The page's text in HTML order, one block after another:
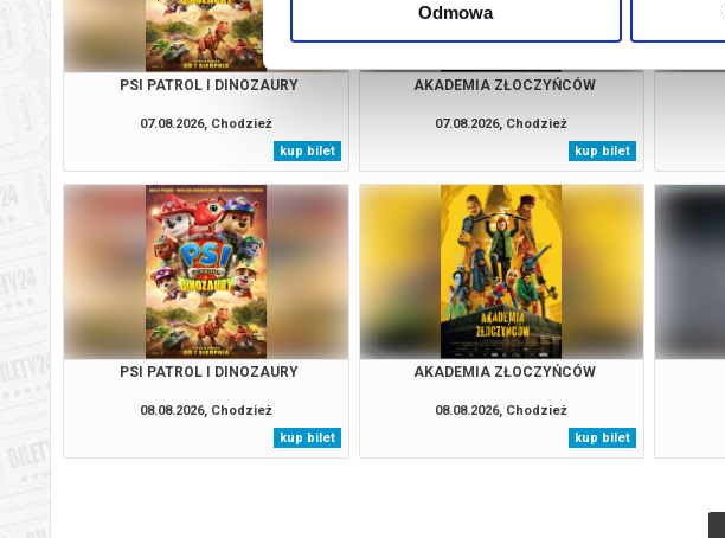
Odmowa
PSI PATROL I DINOZAURY
07.08.2026, Chodzież
kup bilet
AKADEMIA ZŁOCZYŃCÓW
07.08.2026, Chodzież
kup bilet
PSI PATROL I DINOZAURY
08.08.2026, Chodzież
kup bilet
AKADEMIA ZŁOCZYŃCÓW
08.08.2026, Chodzież
kup bilet